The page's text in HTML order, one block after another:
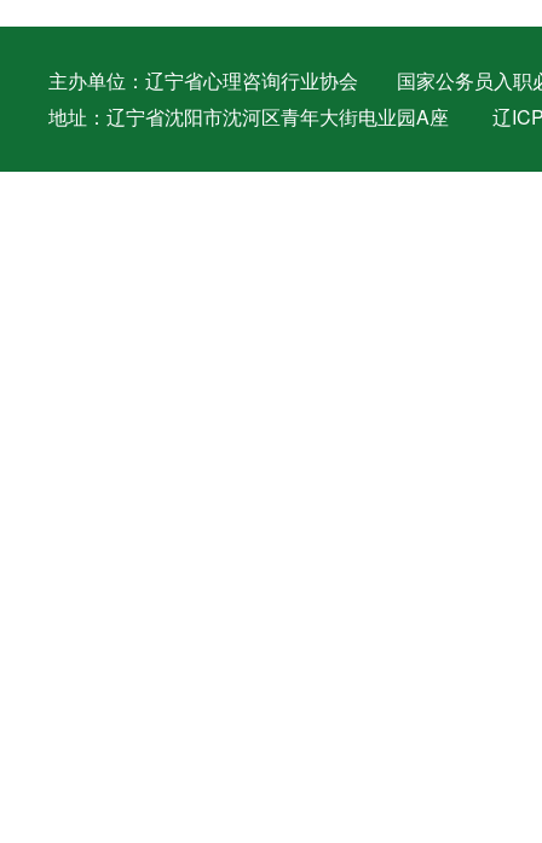
主办单位：辽宁省心理咨询行业协会 国家公务员
地址：辽宁省沈阳市沈河区青年大街电业园A座 辽